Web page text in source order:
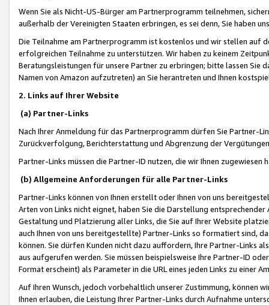
Wenn Sie als Nicht-US-Bürger am Partnerprogramm teilnehmen,
außerhalb der Vereinigten Staaten erbringen, es sei denn, Sie haben
Die Teilnahme am Partnerprogramm ist kostenlos und wir stellen auf
erfolgreichen Teilnahme zu unterstützen. Wir haben zu keinem
Beratungsleistungen für unsere Partner zu erbringen; bitte lassen Sie
Namen von Amazon aufzutreten) an Sie herantreten und Ihnen
2. Links auf Ihrer Website
(a) Partner-Links
Nach Ihrer Anmeldung für das Partnerprogramm dürfen Sie Partner-
Zurückverfolgung, Berichterstattung und Abgrenzung der
Partner-Links müssen die Partner-ID nutzen, die wir Ihnen zugewiesen
(b) Allgemeine Anforderungen für alle Partner-Links
Partner-Links können von Ihnen erstellt oder Ihnen von uns
Arten von Links nicht eignet, haben Sie die Darstellung
Gestaltung und Platzierung aller Links, die Sie auf Ihrer Website
auch Ihnen von uns bereitgestellte) Partner-Links so formatiert sind,
können. Sie dürfen Kunden nicht dazu auffordern, Ihre Partner-Links
aus aufgerufen werden. Sie müssen beispielsweise Ihre Partner-ID
Format erscheint) als Parameter in die URL eines jeden Links zu einer
Auf Ihren Wunsch, jedoch vorbehaltlich unserer Zustimmung, können
Ihnen erlauben, die Leistung Ihrer Partner-Links durch Aufnahme